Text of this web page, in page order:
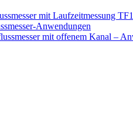
mit Laufzeitmessung
Anwendungen
mit offenem Kanal –